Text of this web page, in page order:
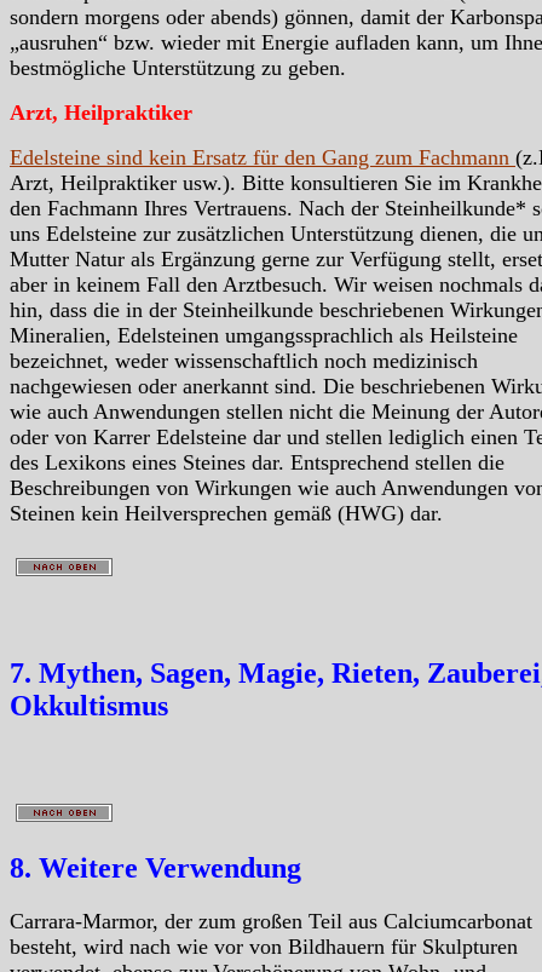
sondern morgens oder abends) gönnen, damit der
„ausruhen“ bzw. wieder mit Energie aufladen kann, um
bestmögliche Unterstützung zu geben.
Arzt, Heilpraktiker
Edelsteine sind kein Ersatz für den Gang zum Fachmann
Arzt, Heilpraktiker usw.). Bitte konsultieren Sie im
den Fachmann Ihres Vertrauens. Nach der Steinheilkunde*
uns Edelsteine zur zusätzlichen Unterstützung dienen, die
Mutter Natur als Ergänzung gerne zur Verfügung stellt,
aber in keinem Fall den Arztbesuch. Wir weisen nochmals
hin, dass die in der Steinheilkunde beschriebenen
Mineralien, Edelsteinen umgangssprachlich als Heilsteine
bezeichnet, weder wissenschaftlich noch medizinisch
nachgewiesen oder anerkannt sind. Die beschriebenen
wie auch Anwendungen stellen nicht die Meinung der
oder von Karrer Edelsteine dar und stellen lediglich einen
des Lexikons eines Steines dar. Entsprechend stellen die
Beschreibungen von Wirkungen wie auch Anwendungen
Steinen kein Heilversprechen gemäß (HWG) dar.
7. Mythen, Sagen, Magie, Rieten,
Okkultismus
8. Weitere Verwendung
Carrara-Marmor, der zum großen Teil aus Calciumcarbonat
besteht, wird nach wie vor von Bildhauern für Skulpturen